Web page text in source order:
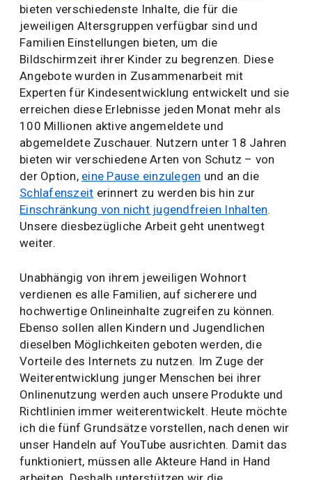
bieten verschiedenste Inhalte, die für die
jeweiligen Altersgruppen verfügbar sind und
Familien Einstellungen bieten, um die
Bildschirmzeit ihrer Kinder zu begrenzen. Diese
Angebote wurden in Zusammenarbeit mit
Experten für Kindesentwicklung entwickelt und sie
erreichen diese Erlebnisse jeden Monat mehr als
100 Millionen aktive angemeldete und
abgemeldete Zuschauer. Nutzern unter 18 Jahren
bieten wir verschiedene Arten von Schutz – von
der Option, eine Pause einzulegen und an die
Schlafenszeit erinnert zu werden bis hin zur
Einschränkung von nicht jugendfreien Inhalten.
Unsere diesbezügliche Arbeit geht unentwegt
weiter.
Unabhängig von ihrem jeweiligen Wohnort
verdienen es alle Familien, auf sicherere und
hochwertige Onlineinhalte zugreifen zu können.
Ebenso sollen allen Kindern und Jugendlichen
dieselben Möglichkeiten geboten werden, die
Vorteile des Internets zu nutzen. Im Zuge der
Weiterentwicklung junger Menschen bei ihrer
Onlinenutzung werden auch unsere Produkte und
Richtlinien immer weiterentwickelt. Heute möchte
ich die fünf Grundsätze vorstellen, nach denen wir
unser Handeln auf YouTube ausrichten. Damit das
funktioniert, müssen alle Akteure Hand in Hand